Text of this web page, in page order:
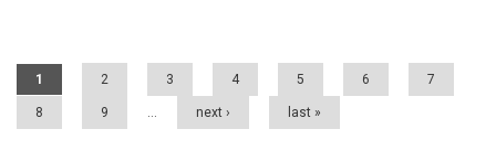
Pages
1 2 3 4 5 6 7
8 9 next › last »